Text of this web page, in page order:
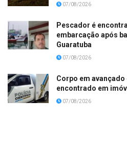
07/08/2026
Pescador é
embarcação após
Guaratuba
07/08/2026
Corpo em
encontrado em
07/08/2026